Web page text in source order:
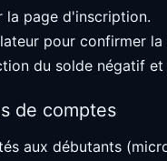
la page d'inscription.
pour confirmer la
du solde négatif
de comptes
aux débutants